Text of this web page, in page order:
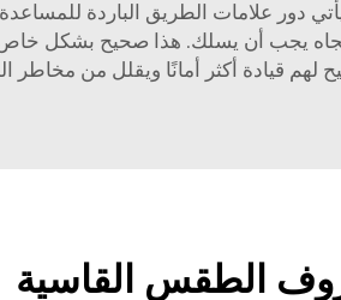
دور علامات الطريق الباردة
يجب أن يسلك. هذا صحيح بشكل
لهم قيادة أكثر أمانًا ويقلل من مخاطر
الطقس القاسية